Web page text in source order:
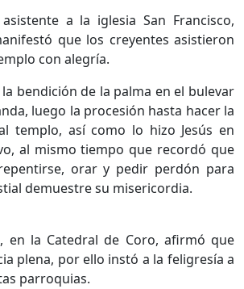
a la iglesia San Francisco,
que los creyentes asistieron
con alegría.
bendición de la palma en el bulevar
luego la procesión hasta hacer la
templo, así como lo hizo Jesús en
al mismo tiempo que recordó que
orar y pedir perdón para
demuestre su misericordia.
en la Catedral de Coro, afirmó que
plena, por ello instó a la feligresía a
parroquias.